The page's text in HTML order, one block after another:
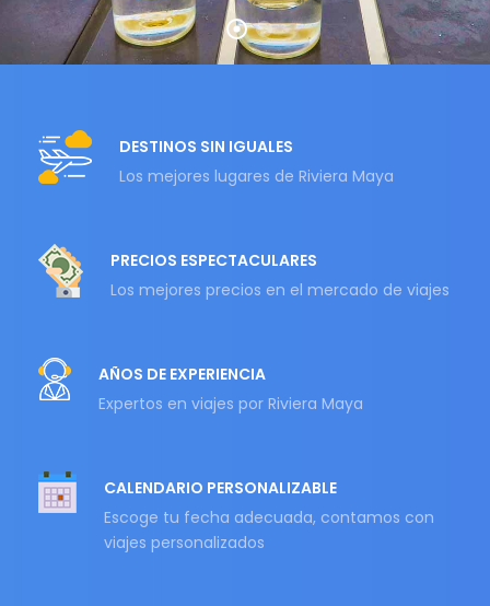
DESTINOS SIN IGUALES
Los mejores lugares de Riviera Maya
PRECIOS ESPECTACULARES
Los mejores precios en el mercado de viajes
AÑOS DE EXPERIENCIA
Expertos en viajes por Riviera Maya
CALENDARIO PERSONALIZABLE
Escoge tu fecha adecuada, contamos con
viajes personalizados